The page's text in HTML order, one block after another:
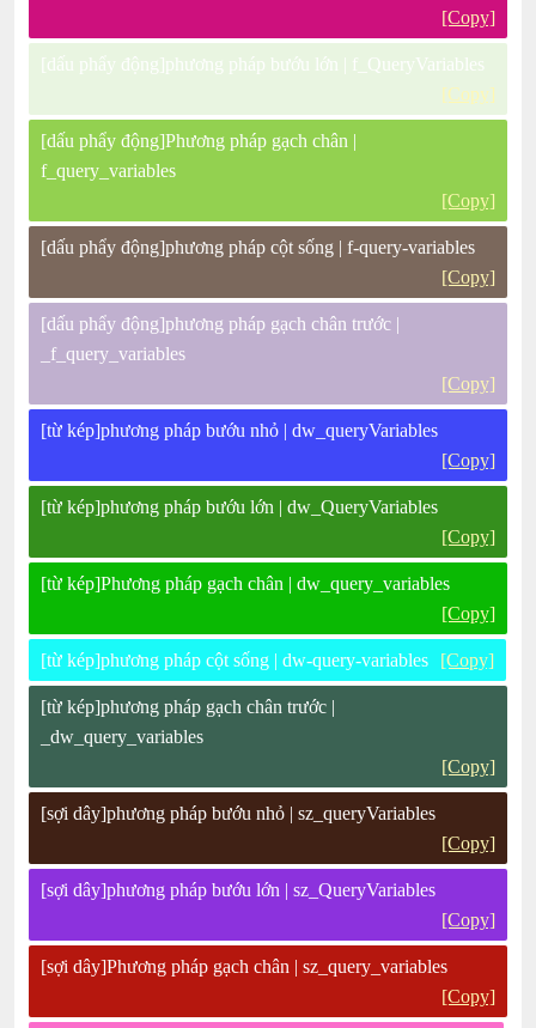
[Copy]
[dấu phẩy động]phương pháp bướu lớn | f_QueryVariables
[Copy]
[dấu phẩy động]Phương pháp gạch chân |
f_query_variables
[Copy]
[dấu phẩy động]phương pháp cột sống | f-query-variables
[Copy]
[dấu phẩy động]phương pháp gạch chân trước |
_f_query_variables
[Copy]
[từ kép]phương pháp bướu nhỏ | dw_queryVariables
[Copy]
[từ kép]phương pháp bướu lớn | dw_QueryVariables
[Copy]
[từ kép]Phương pháp gạch chân | dw_query_variables
[Copy]
[từ kép]phương pháp cột sống | dw-query-variables [Copy]
[từ kép]phương pháp gạch chân trước |
_dw_query_variables
[Copy]
[sợi dây]phương pháp bướu nhỏ | sz_queryVariables
[Copy]
[sợi dây]phương pháp bướu lớn | sz_QueryVariables
[Copy]
[sợi dây]Phương pháp gạch chân | sz_query_variables
[Copy]